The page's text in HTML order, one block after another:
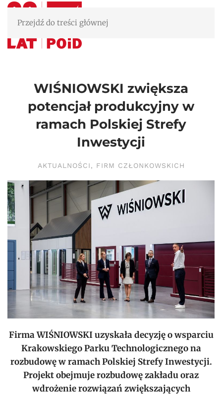
Przejdź do treści głównej
WIŚNIOWSKI zwiększa
potencjał produkcyjny w
ramach Polskiej Strefy
Inwestycji
AKTUALNOŚCI, FIRM CZŁONKOWSKICH
Firma WIŚNIOWSKI uzyskała decyzję o wsparciu
Krakowskiego Parku Technologicznego na
rozbudowę w ramach Polskiej Strefy Inwestycji.
Projekt obejmuje rozbudowę zakładu oraz
wdrożenie rozwiązań zwiększających